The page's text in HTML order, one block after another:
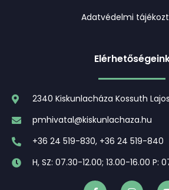
Adatvédelmi
2340 Kiskunlacháza Kossuth
pmhivatal@kiskunlachaza.hu
+36 24 519-830, +36 24 519-840
H, SZ: 07.30-12.00; 13.00-16.00 P: